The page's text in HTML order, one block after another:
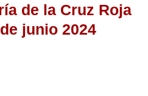
de la Cruz Roja
junio 2024